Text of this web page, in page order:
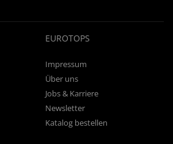
EUROTOPS
Impressum
Über uns
Jobs & Karriere
Newsletter
Katalog bestellen